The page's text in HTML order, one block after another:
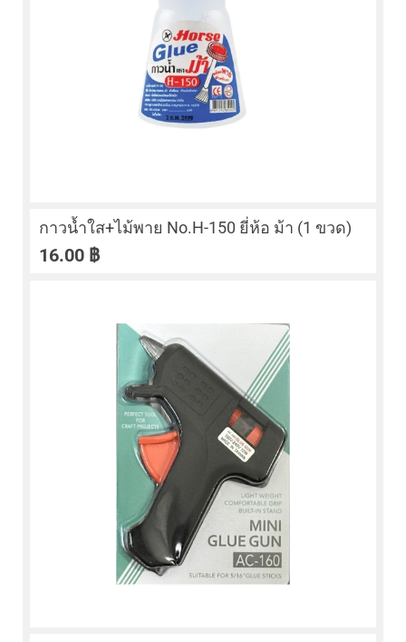
กาวน้ำใส+ไม้พาย No.H-150 ยี่ห้อ ม้า (1 ขวด)
16.00 ฿